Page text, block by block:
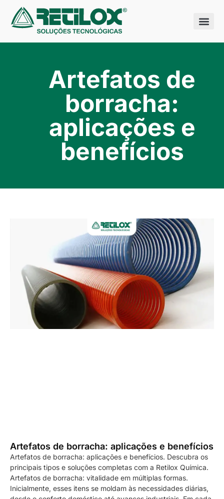
Artefatos de
borracha:
aplicações e
benefícios
Artefatos de borracha: aplicações e benefícios
Artefatos de borracha: aplicações e benefícios. Descubra os
principais tipos e soluções completas com a Retilox Química.
Artefatos de borracha: vitalidade em múltiplas formas.
Inicialmente, esses itens se moldam às necessidades diárias,